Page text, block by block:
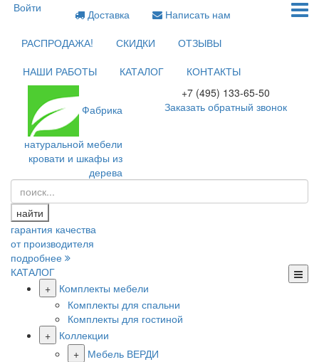
Войти Доставка
Написать нам
РАСПРОДАЖА!
СКИДКИ
ОТЗЫВЫ
НАШИ РАБОТЫ
КАТАЛОГ КОНТАКТЫ
Фабрика
натуральной мебели
кровати и шкафы из
дерева
+7 (495) 133-65-50
Заказать обратный звонок
найти
гарантия качества
от производителя
подробнее
КАТАЛОГ
+
Комплекты мебели
Комплекты для спальни
Комплекты для гостиной
+
Коллекции
+
Мебель ВЕРДИ